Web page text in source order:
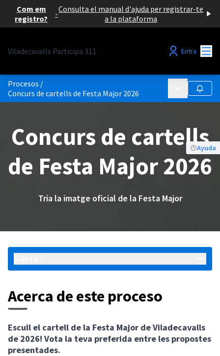
Com em
registro?
-Consulta el manual d'ajuda per registrar-te
a la plataforma
Viladecavalls Participa 311 Entra
Procesos /
Concurs de cartells de Festa Major 2026
Menú Seguir
Ayuda
Concurs de cartells
de Festa Major 2026
Tria la imatge oficial de la Festa Major
Acerca de este proceso
Escull el cartell de la Festa Major de Viladecavalls
de 2026! Vota la teva preferida entre les propostes
presentades.